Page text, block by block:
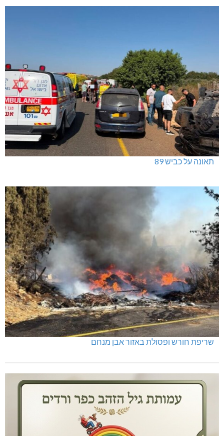
תאונה על כביש 89
שריפת חורש ופסולת באזור אבן מנחם